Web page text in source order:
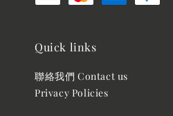
Quick links
聯絡我們 Contact us
Privacy Policies